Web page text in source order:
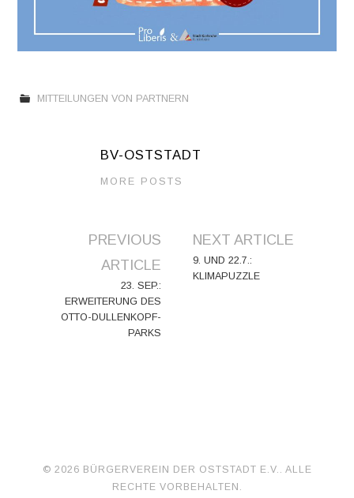
MITTEILUNGEN VON PARTNERN
BV-OSTSTADT
MORE POSTS
Navigation
PREVIOUS
ARTICLE
23. SEP.:
ERWEITERUNG DES
OTTO-DULLENKOPF-
PARKS
NEXT ARTICLE
9. UND 22.7.:
KLIMAPUZZLE
© 2026 BÜRGERVEREIN DER OSTSTADT E.V.. ALLE
RECHTE VORBEHALTEN.